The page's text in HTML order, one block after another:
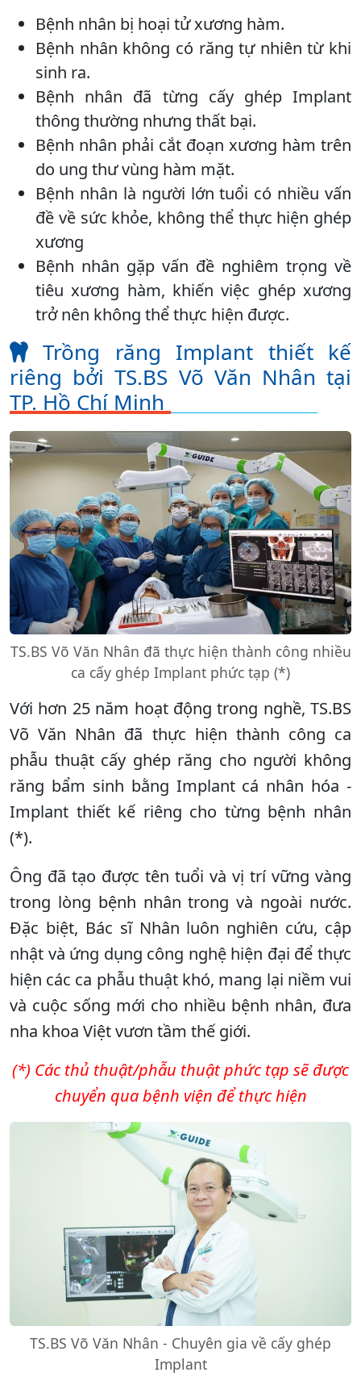
Bệnh nhân bị hoại tử xương hàm.
Bệnh nhân không có răng tự nhiên từ khi
sinh ra.
Bệnh nhân đã từng cấy ghép Implant
thông thường nhưng thất bại.
Bệnh nhân phải cắt đoạn xương hàm trên
do ung thư vùng hàm mặt.
Bệnh nhân là người lớn tuổi có nhiều vấn
đề về sức khỏe, không thể thực hiện ghép
xương
Bệnh nhân gặp vấn đề nghiêm trọng về
tiêu xương hàm, khiến việc ghép xương
trở nên không thể thực hiện được.
Trồng răng Implant thiết kế
riêng bởi TS.BS Võ Văn Nhân tại
TP. Hồ Chí Minh
TS.BS Võ Văn Nhân đã thực hiện thành công nhiều
ca cấy ghép Implant phức tạp (*)
Với hơn 25 năm hoạt động trong nghề, TS.BS
Võ Văn Nhân đã thực hiện thành công ca
phẫu thuật cấy ghép răng cho người không
răng bẩm sinh bằng Implant cá nhân hóa -
Implant thiết kế riêng cho từng bệnh nhân
(*).
Ông đã tạo được tên tuổi và vị trí vững vàng
trong lòng bệnh nhân trong và ngoài nước.
Đặc biệt, Bác sĩ Nhân luôn nghiên cứu, cập
nhật và ứng dụng công nghệ hiện đại để thực
hiện các ca phẫu thuật khó, mang lại niềm vui
và cuộc sống mới cho nhiều bệnh nhân, đưa
nha khoa Việt vươn tầm thế giới.
(*) Các thủ thuật/phẫu thuật phức tạp sẽ được
chuyển qua bệnh viện để thực hiện
TS.BS Võ Văn Nhân - Chuyên gia về cấy ghép
Implant